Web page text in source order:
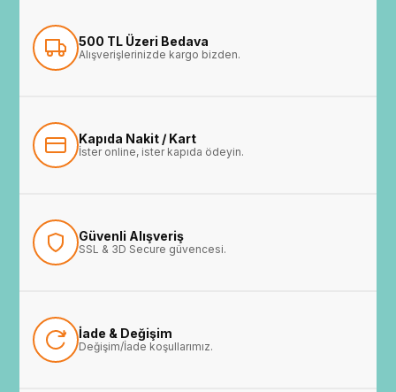
500 TL Üzeri Bedava
Alışverişlerinizde kargo bizden.
Kapıda Nakit / Kart
İster online, ister kapıda ödeyin.
Güvenli Alışveriş
SSL & 3D Secure güvencesi.
İade & Değişim
Değişim/İade koşullarımız.